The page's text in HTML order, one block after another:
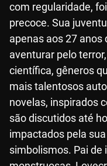
com regularidade,
precoce. Sua
apenas aos 27 anos
aventurar pelo
científica, gêneros
mais talentosos
novelas, inspirados
são discutidos até
impactados pela
simbolismos. Pai